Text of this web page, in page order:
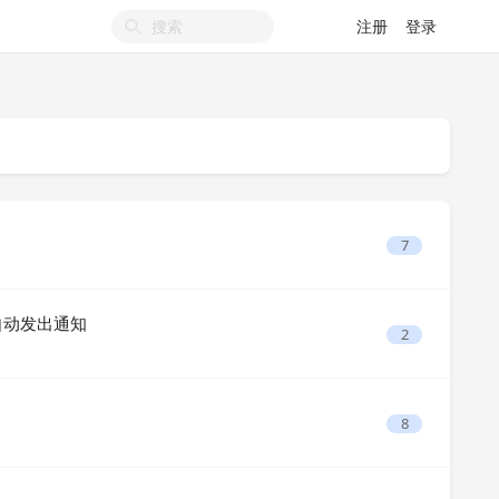
注册 登录
7
发出通知 2
8